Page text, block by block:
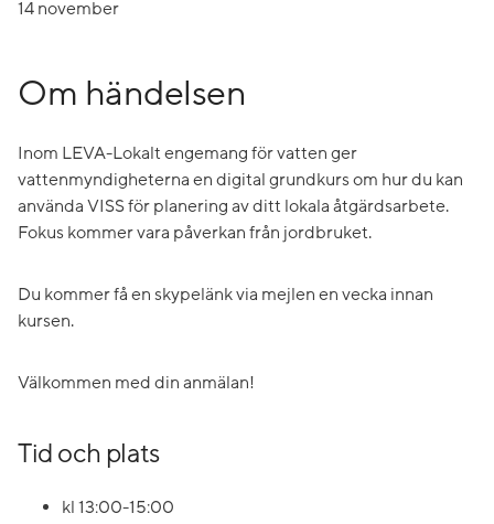
14 november
Om händelsen
Inom LEVA-Lokalt engemang för vatten ger
vattenmyndigheterna en digital grundkurs om hur du kan
använda VISS för planering av ditt lokala åtgärdsarbete.
Fokus kommer vara påverkan från jordbruket.
Du kommer få en skypelänk via mejlen en vecka innan
kursen.
Välkommen med din anmälan!
Tid och plats
kl 13:00-15:00